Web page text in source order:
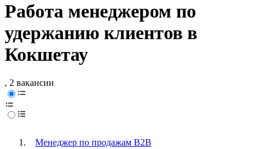
Работа менеджером по
удержанию клиентов в
Кокшетау
, 2 вакансии
Менеджер по продажам В2В